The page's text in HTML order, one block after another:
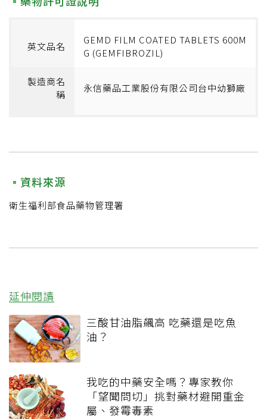
英文品名
GEMD FILM COATED TABLETS 600M
G (GEMFIBROZIL)
製造商名
稱
永信藥品工業股份有限公司台中幼獅廠
資料來源
衛生福利部食品藥物管理署
延伸閱讀
三酸甘油脂飆高 吃藥還是吃魚
油？
我吃的中藥安全嗎？專家教你
「望聞問切」挑對藥材避開重金
屬、發霉毒素